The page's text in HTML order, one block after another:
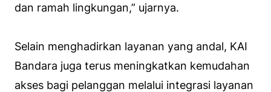
dan ramah lingkungan,” ujarnya.
Selain menghadirkan layanan yang andal, KAI
Bandara juga terus meningkatkan kemudahan
akses bagi pelanggan melalui integrasi layanan